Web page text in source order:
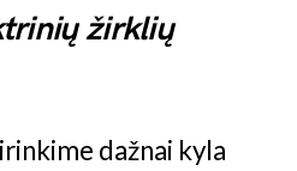
žirklių
dažnai kyla